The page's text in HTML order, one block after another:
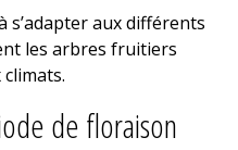
s’adapter aux différents
les arbres fruitiers
de floraison